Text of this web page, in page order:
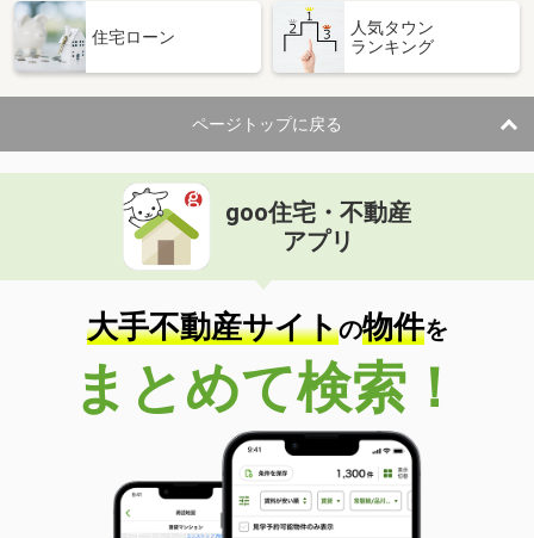
住宅ローン
人気タウン
ランキング
ページトップに戻る
goo住宅・不動産
アプリ
大手不動産サイトの物件を
まとめて検索！